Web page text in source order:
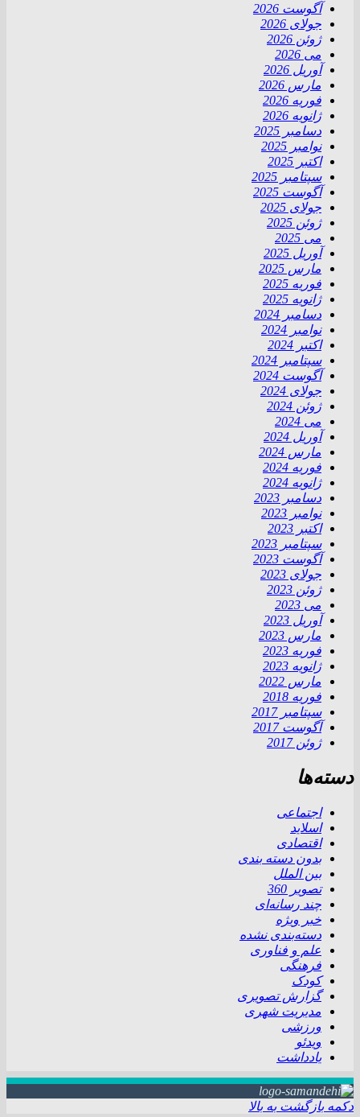
آگوست 2026
جولای 2026
ژوئن 2026
می 2026
آوریل 2026
مارس 2026
فوریه 2026
ژانویه 2026
دسامبر 2025
نوامبر 2025
اکتبر 2025
سپتامبر 2025
آگوست 2025
جولای 2025
ژوئن 2025
می 2025
آوریل 2025
مارس 2025
فوریه 2025
ژانویه 2025
دسامبر 2024
نوامبر 2024
اکتبر 2024
سپتامبر 2024
آگوست 2024
جولای 2024
ژوئن 2024
می 2024
آوریل 2024
مارس 2024
فوریه 2024
ژانویه 2024
دسامبر 2023
نوامبر 2023
اکتبر 2023
سپتامبر 2023
آگوست 2023
جولای 2023
ژوئن 2023
می 2023
آوریل 2023
مارس 2023
فوریه 2023
ژانویه 2023
مارس 2022
فوریه 2018
سپتامبر 2017
آگوست 2017
ژوئن 2017
دسته‌ها
اجتماعی
اسلاید
اقتصادی
بدون دسته بندی
بین الملل
تصویر 360
چند رسانه‌ای
خبر ویژه
دسته‌بندی نشده
علم و فناوری
فرهنگی
کودک
گزارش تصویری
مدیریت شهری
ورزشی
ویدئو
یادداشت
دکمه بازگشت به بالا